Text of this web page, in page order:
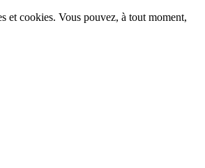
et cookies. Vous pouvez, à tout moment,